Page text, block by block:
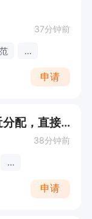
37分钟前
...
申请
新手美容师（接受无经验，就近分配，直接电话联系）
38分钟前
...
申请